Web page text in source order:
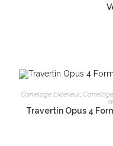
Carrelage Extérieur,
Travertin Opus 4